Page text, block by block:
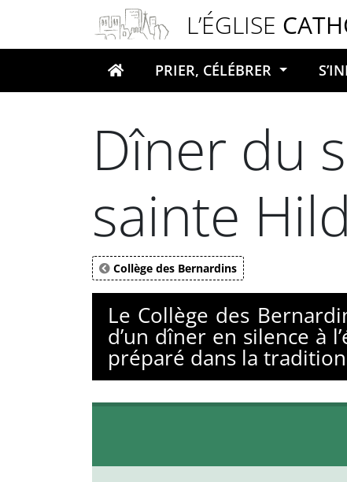
L’ÉGLISE
Votre recherche
PRIER, CÉLÉBRER
Dîner du
sainte
Collège des Bernardins
Le Collège des
d’un dîner en silence à
préparé dans la
Panneau de gestion des cookies